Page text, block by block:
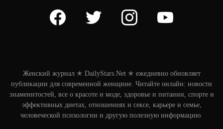
facebook twitter instagram
Женский журнал ✭ DailyStars.Net ✭ ежедневно обновляет
публикации для современной женщине. Читайте онлайн: новости
знаменитостей, все о красоте и моде, здоровье и питании, спорте и
эффективных диетах, отношениях и сексе, карьере и семье,
человеческой психологии и другую полезную информацию.